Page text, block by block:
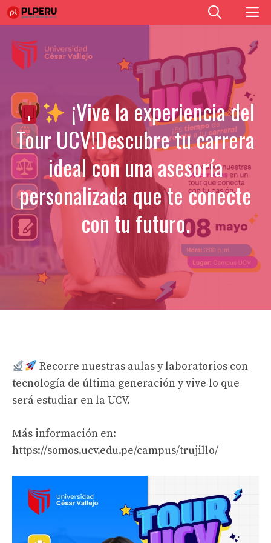
Saltar
al
contenido
¡Vive la experiencia del
Tour UCV!Descubre tu carrera
ideal con una asesoría
personalizada que te conecte
con tu futuro.
Recorre nuestras aulas y laboratorios con
tecnología de última generación y vive lo que
será estudiar en la UCV.
Más información en:
https://somos.ucv.edu.pe/campus/trujillo/